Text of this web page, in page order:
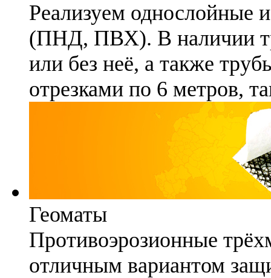
Реализуем однослойные
(ПНД, ПВХ). В наличии
или без неё, а также
отрезками по 6 метров,
Геоматы
Противоэрозионные
отличным вариантом